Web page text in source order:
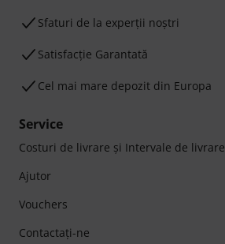
Sfaturi de la experții noștri
Satisfacție Garantată
Cel mai mare depozit din Europa
Service
Costuri de livrare şi Intervale de livrare
Ajutor
Vouchers
Contactaţi-ne